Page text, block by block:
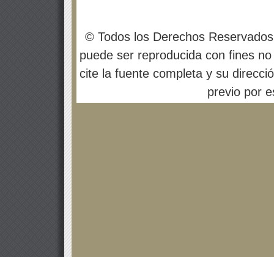
© Todos los Derechos
puede ser reproducida con fines
cite la fuente completa y su
previo por